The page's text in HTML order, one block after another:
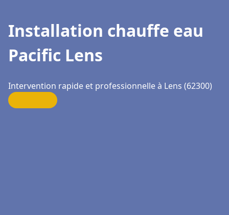
Installation chauffe eau
Pacific Lens
Intervention rapide et professionnelle à Lens (62300)